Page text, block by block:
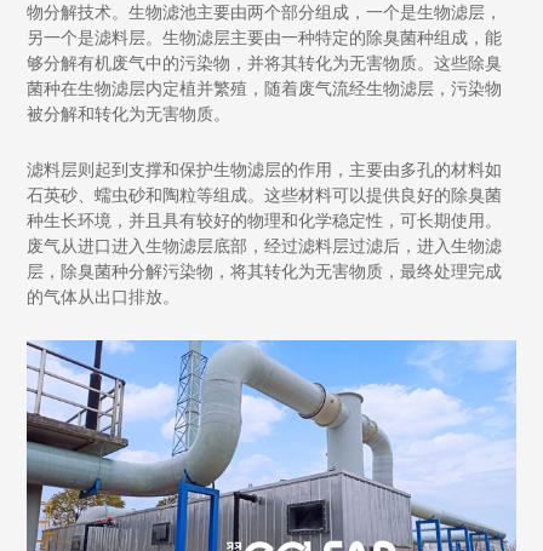
物分解技术。生物滤池主要由两个部分组成，一个是生物滤层，
另一个是滤料层。生物滤层主要由一种特定的除臭菌种组成，能
够分解有机废气中的污染物，并将其转化为无害物质。这些除臭
菌种在生物滤层内定植并繁殖，随着废气流经生物滤层，污染物
被分解和转化为无害物质。
滤料层则起到支撑和保护生物滤层的作用，主要由多孔的材料如
石英砂、蠕虫砂和陶粒等组成。这些材料可以提供良好的除臭菌
种生长环境，并且具有较好的物理和化学稳定性，可长期使用。
废气从进口进入生物滤层底部，经过滤料层过滤后，进入生物滤
层，除臭菌种分解污染物，将其转化为无害物质，最终处理完成
的气体从出口排放。